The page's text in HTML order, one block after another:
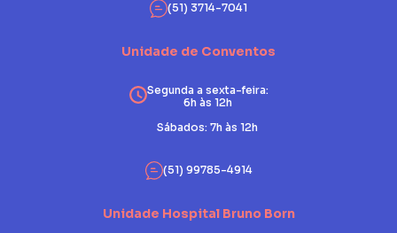
(51) 3714-7041
Unidade de Conventos
Segunda a sexta-feira:
6h às 12h
Sábados: 7h às 12h
(51) 99785-4914
Unidade Hospital Bruno Born